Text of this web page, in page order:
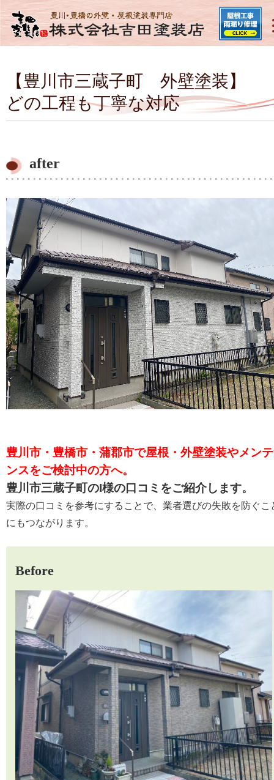
【豊川市三蔵子町 外壁塗装】
どの工程も丁寧な対応
after
豊川市・豊橋市・蒲郡市で屋根・外壁塗装やメン
ンスをご検討中の方へ。
豊川市三蔵子町のI様の口コミをご紹介します。
実際の口コミを参考にすることで、 業者選びの失敗を防ぐこ
にもつながります。
Before